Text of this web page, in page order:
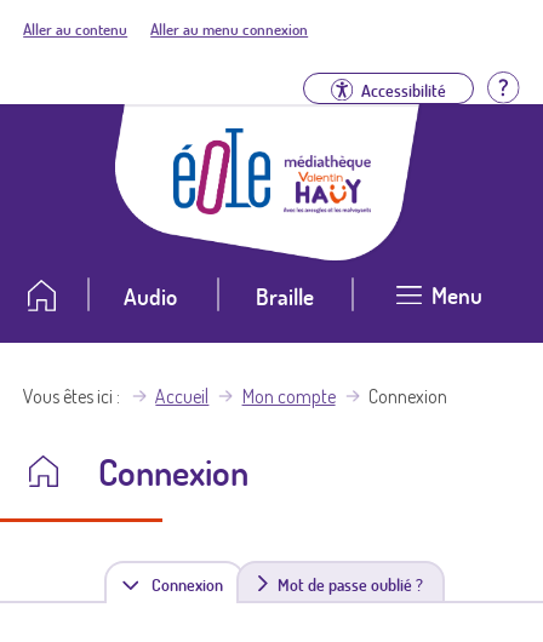
Aller au contenu Aller au menu connexion
Accessibilité
Audio Braille Menu
Vous êtes ici Accueil Mon compte Connexion
Connexion
Connexion(
Mot de passe oublié ?